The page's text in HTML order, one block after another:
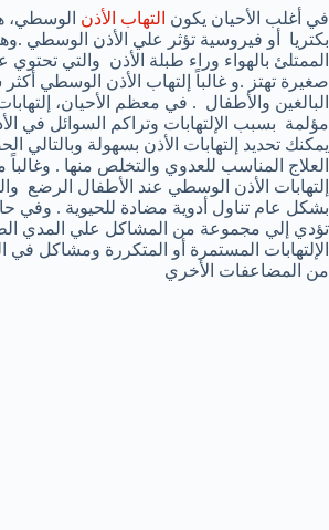
في أغلب الأحيان يكون التهاب الأذن الوسطي،
بكتريا أو فيروسية تؤثر علي الأذن الوسطي
الممتلئ بالهواء وراء طبلة الأذن والتي
صغيرة تهتز .و غالباً إلتهاب الأذن الوسطي
البالغين والأطفال . في معظم الأحيان،
مؤلمة بسبب الإلتهابات وتراكم السوائل في
يمكنك تحديد إلتهابات الأذن بسهولة وبالتالي
العلاج المناسب للعدوي والتخلص منها . وغالباً
إلتهابات الأذن الوسطي عند الأطفال الرضع
بشكل عام تناول أدوية مضادة للحيوية . وفي
تؤدي إلي مجموعة من المشاكل علي المدي
الإلتهابات المستمرة أو المتكررة ومشاكل في
من المضاعفات الأخري